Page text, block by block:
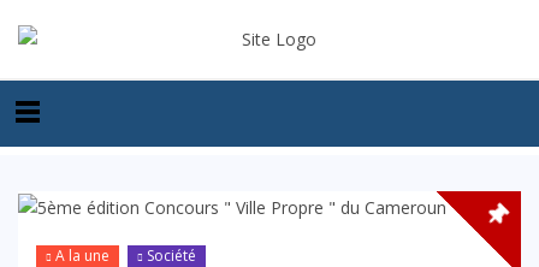
A la une Société